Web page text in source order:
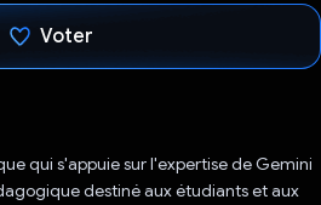
Voter
qui s'appuie sur l'expertise de Gemini
destiné aux étudiants et aux